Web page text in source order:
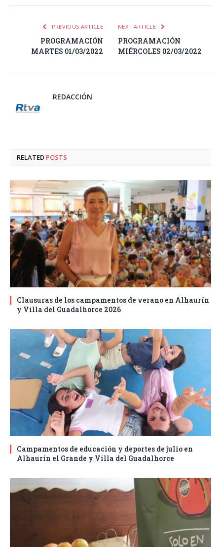
PREVIOUS ARTICLE
PROGRAMACIÓN
MARTES 01/03/2022
NEXT ARTICLE
PROGRAMACIÓN
MIÉRCOLES 02/03/2022
REDACCIÓN
RELATED POSTS
Clausuras de los campamentos de verano en Alhaurín
y Villa del Guadalhorce 2026
Campamentos de educación y deportes de julio en
Alhaurín el Grande y Villa del Guadalhorce